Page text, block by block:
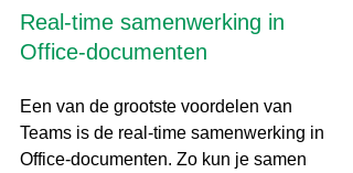
Real-time samenwerking in
Office-documenten
Een van de grootste voordelen van
Teams is de real-time samenwerking in
Office-documenten. Zo kun je samen